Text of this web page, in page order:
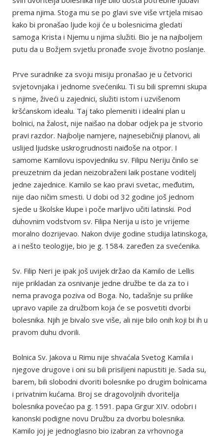
prema njima. Stoga mu se po glavi sve više vrtjela misao
kako bi pronašao ljude koji će u bolesnicima gledati
samoga Krista i Njemu u njima služiti. Bio je na najboljem
putu da u Božjem svjetlu pronađe svoje životno poslanje.
Prve suradnike za svoju misiju pronašao je u četvorici
svjetovnjaka i jednome svećeniku. Ti su bili spremni skupa
s njime, živeći u zajednici, služiti istom i uzvišenom
kršćanskom idealu. Taj tako plemeniti i idealni plan u
bolnici, na žalost, nije naišao na dobar odjek pa je stvorio
pravi razdor. Najbolje namjere, najnesebičniji planovi, ali
uslijed ljudske uskrogrudnosti naiđoše na otpor. I
samome Kamilovu ispovjedniku sv. Filipu Neriju činilo se
preuzetnim da jedan neizobraženi laik postane voditelj
jedne zajednice. Kamilo se kao pravi svetac, međutim,
nije dao ničim smesti. U dobi od 32 godine još jednom
sjede u školske klupe i poče marljivo učiti latinski. Pod
duhovnim vodstvom sv. Filipa Nerija u isto je vrijeme
moralno dozrijevao. Nakon dvije godine studija latinskoga,
a i nešto teologije, bio je g. 1584. zaređen za svećenika.
Sv. Filip Neri je ipak još uvijek držao da Kamilo de Lellis
nije prikladan za osnivanje jedne družbe te da za to i
nema pravoga poziva od Boga. No, tadašnje su prilike
upravo vapile za družbom koja će se posvetiti dvorbi
bolesnika. Njih je bivalo sve više, ali nije bilo onih koji bi ih u
pravom duhu dvorili.
Bolnica Sv. Jakova u Rimu nije shvaćala Svetog Kamila i
njegove drugove i oni su bili prisiljeni napustiti je. Sada su,
barem, bili slobodni dvoriti bolesnike po drugim bolnicama
i privatnim kućama. Broj se dragovoljnih dvoritelja
bolesnika povećao pa g. 1591. papa Grgur XIV. odobri i
kanonski podigne novu Družbu za dvorbu bolesnika.
Kamilo joj je jednoglasno bio izabran za vrhovnoga